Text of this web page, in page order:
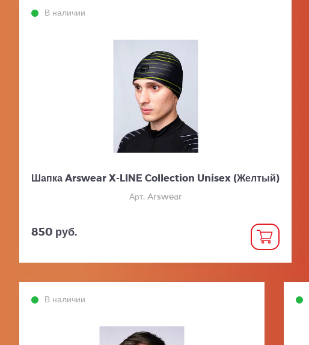
В наличии
Шапка Arswear X-LINE Collection Unisex (Желтый)
Арт. Arswear
850 руб.
В наличии